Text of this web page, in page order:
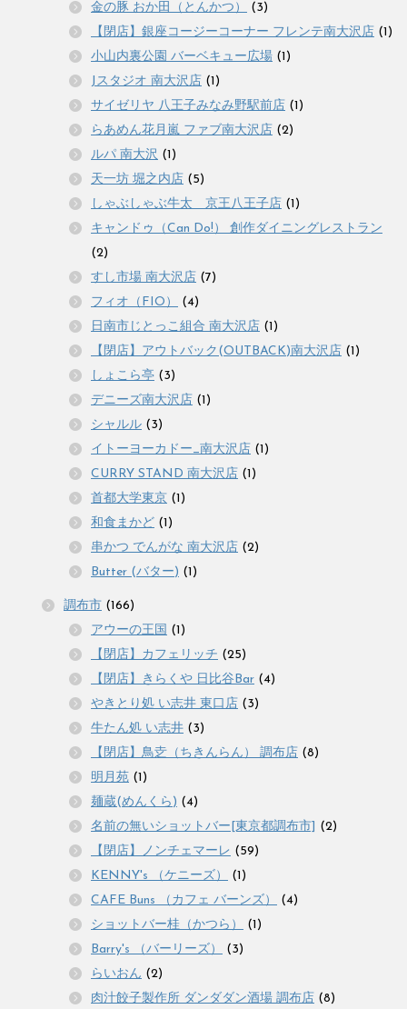
金の豚 おか田（とんかつ）
(3)
【閉店】銀座コージーコーナー フレンテ南大沢店 (1)
小山内裏公園 バーベキュー広場 (1)
Jスタジオ 南大沢店 (1)
サイゼリヤ 八王子みなみ野駅前店 (1)
らあめん花月嵐 ファブ南大沢店 (2)
ルパ 南大沢 (1)
天一坊 堀之内店 (5)
しゃぶしゃぶ牛太 京王八王子店 (1)
キャンドゥ（Can Do!） 創作ダイニングレストラン
(2)
すし市場 南大沢店 (7)
フィオ（FIO）
(4)
日南市じとっこ組合 南大沢店 (1)
【閉店】アウトバック(OUTBACK)南大沢店 (1)
しょこら亭 (3)
デニーズ南大沢店 (1)
シャルル (3)
イトーヨーカドー_南大沢店 (1)
CURRY STAND 南大沢店 (1)
首都大学東京 (1)
和食まかど (1)
串かつ でんがな 南大沢店 (2)
Butter (バター) (1)
調布市 (166)
アウーの王国 (1)
【閉店】カフェリッチ (25)
【閉店】きらくや 日比谷Bar (4)
やきとり処 い志井 東口店 (3)
牛たん処 い志井 (3)
【閉店】鳥赱（ちきんらん） 調布店 (8)
明月苑 (1)
麺蔵(めんくら) (4)
名前の無いショットバー[東京都調布市]
(2)
【閉店】ノンチェマーレ (59)
KENNY's （ケニーズ）
(1)
CAFE Buns （カフェ バーンズ）
(4)
ショットバー桂（かつら）
(1)
Barry's （バーリーズ）
(3)
らいおん (2)
肉汁餃子製作所 ダンダダン酒場 調布店 (8)